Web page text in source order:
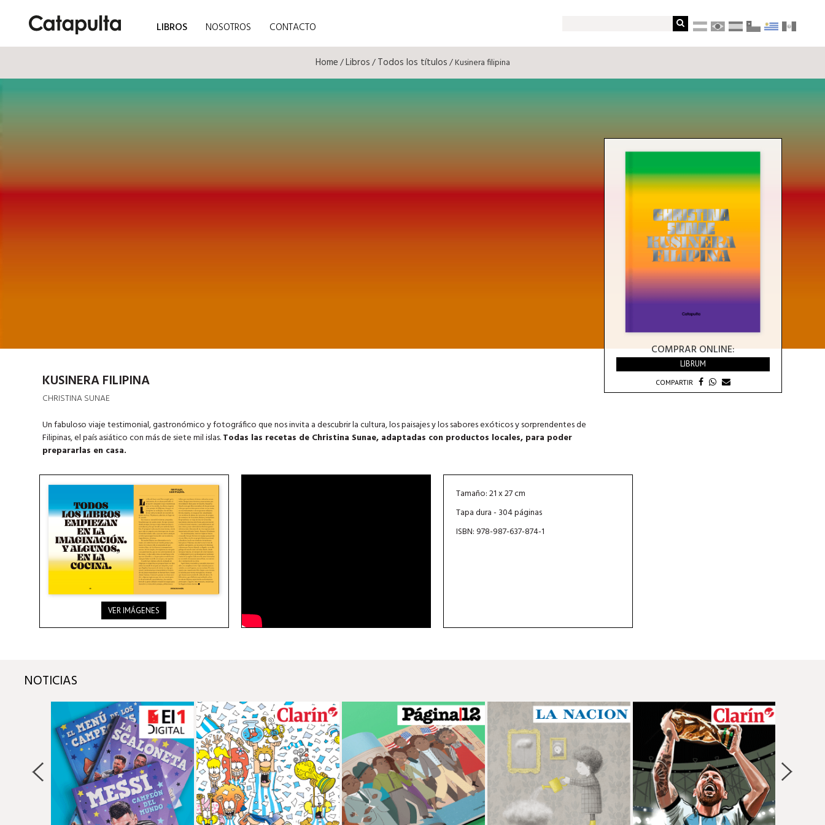
LIBROS NOSOTROS CONTACTO
Home/Libros/Todos los títulos/ Kusinera filipina
COMPRAR ONLINE:
LIBRUM
COMPARTIR
KUSINERA FILIPINA
CHRISTINA SUNAE
Un fabuloso viaje testimonial, gastronómico y fotográfico que nos invita a descubrir la cultura, los paisajes y los sabores exóticos y sorprendentes de
Filipinas, el país asiático con más de siete mil islas.Todas las recetas de Christina Sunae, adaptadas con productos locales, para poder
prepararlas en casa.
VER IMÁGENES
Tamaño: 21 x 27 cm
Tapa dura - 304 páginas
ISBN: 978-987-637-874-1
NOTICIAS